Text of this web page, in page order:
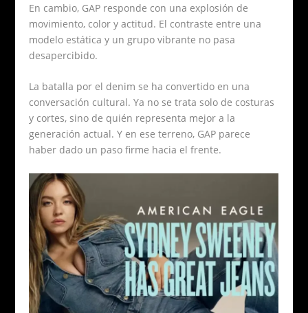
En cambio, GAP responde con una explosión de
movimiento, color y actitud. El contraste entre una
modelo estática y un grupo vibrante no pasa
desapercibido.
La batalla por el denim se ha convertido en una
conversación cultural. Ya no se trata solo de costuras
y cortes, sino de quién representa mejor a la
generación actual. Y en ese terreno, GAP parece
haber dado un paso firme hacia el frente.